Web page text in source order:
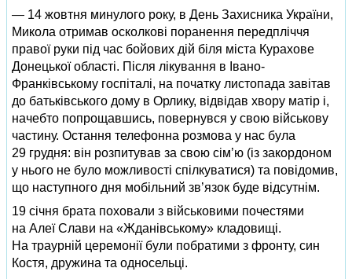
— 14 жовтня минулого року, в День Захисника України,
Микола отримав осколкові поранення передпліччя
правої руки під час бойових дій біля міста Курахове
Донецької області. Після лікування в Івано-
Франківському госпіталі, на початку листопада завітав
до батьківського дому в Орлику, відвідав хвору матір і,
начебто попрощавшись, повернувся у свою військову
частину. Остання телефонна розмова у нас була
29 грудня: він розпитував за свою сім’ю (із закордоном
у нього не було можливості спілкуватися) та повідомив,
що наступного дня мобільний зв’язок буде відсутнім.
19 січня брата поховали з військовими почестями
на Алеї Слави на «Жданівському» кладовищі.
На траурній церемонії були побратими з фронту, син
Костя, дружина та односельці.